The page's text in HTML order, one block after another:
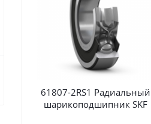
61807-2RS1 Радиальный
шарикоподшипник SKF